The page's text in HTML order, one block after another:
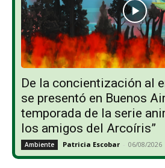
De la concientización al
se presentó en Buenos
temporada de la serie
los amigos del Arcoíris”
Ambiente Patricia Escobar - 06/08/2026